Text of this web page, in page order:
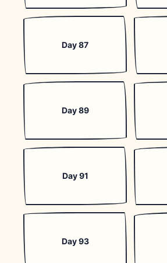
Day 87
Day 89
Day 91
Day 93